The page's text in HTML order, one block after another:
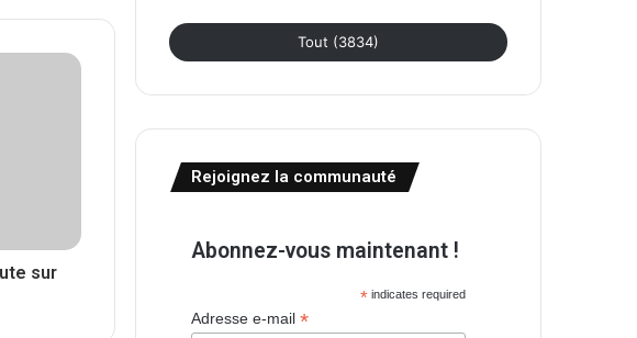
sur
Tout (3834)
Rejoignez la communauté
Abonnez-vous maintenant !
*indicates required
Adresse e-mail*